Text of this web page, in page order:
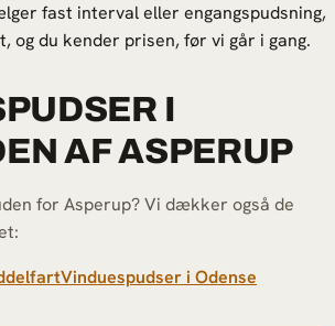
fast interval eller engangspudsning,
og du kender prisen, før vi går i gang.
I
AF ASPERUP
for Asperup? Vi dækker også de
Vinduespudser i Odense